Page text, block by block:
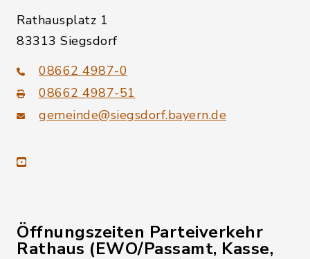
Rathausplatz 1
83313 Siegsdorf
08662 4987-0
08662 4987-51
gemeinde@siegsdorf.bayern.de
youtube
Öffnungszeiten Parteiverkehr
Rathaus (EWO/Passamt, Kasse,